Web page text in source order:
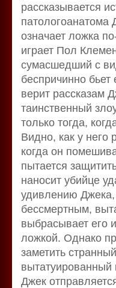
рассказывается
патологоанатома
означает ложка
играет Пол
сумасшедший с
беспричинно
верит рассказам
таинственный
только тогда,
Видно, как у него
когда он
пытается
наносит убийце
удивлению Джека,
бессмертным,
выбрасывает его
ложкой. Однако
заметить
вытатуированный
Джек